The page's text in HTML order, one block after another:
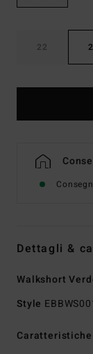
22
Dettagli &
Walkshort
Style
Caratteristiche